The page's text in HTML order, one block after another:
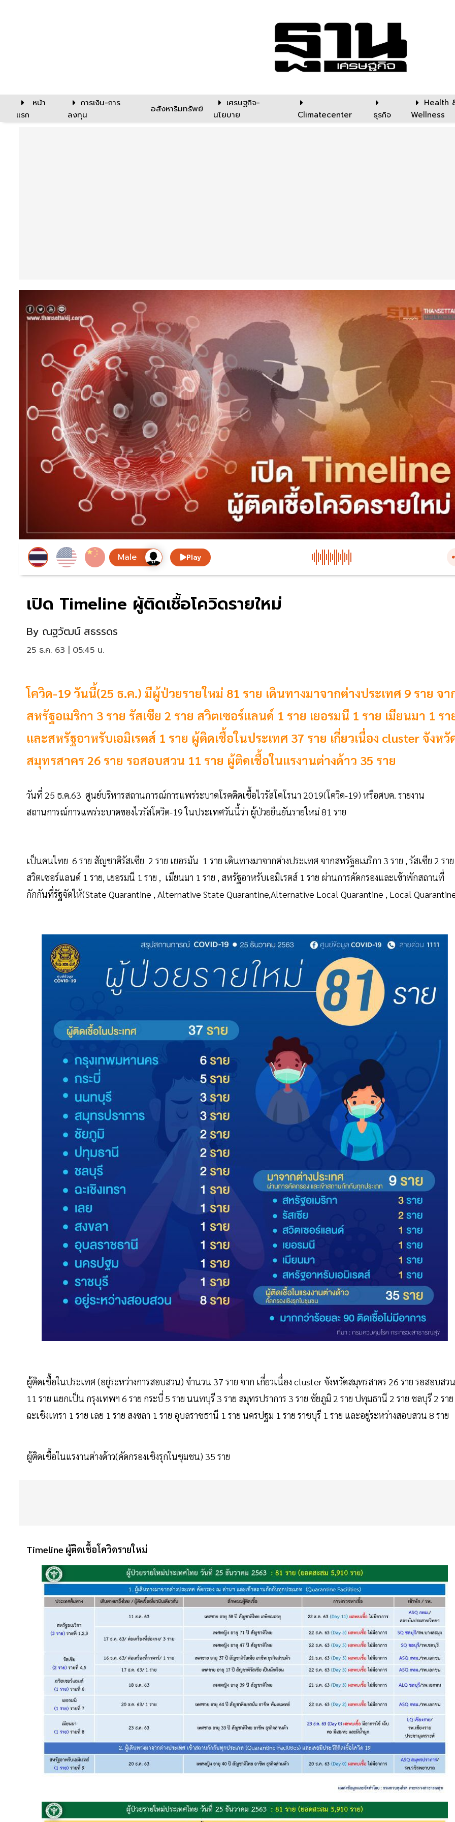
หน้า
แรก
การเงิน-การ
ลงทุน
อสังหาริมทรัพย์
เศรษฐกิจ-
นโยบาย
Climatecenter ธุรกิจ
Health
Wellness
Play
เปิด Timeline ผู้ติดเชื้อโควิดรายใหม่
By ณฐวัฒน์ สธรรดร
25 ธ.ค. 63 | 05:45 น.
โควิด-19 วันนี้(25 ธ.ค.) มีผู้ป่วยรายใหม่ 81 ราย เดินทางมาจากต่างประเทศ 9 ราย จา
สหรัฐอเมริกา 3 ราย รัสเซีย 2 ราย สวิตเซอร์แลนด์ 1 ราย เยอรมนี 1 ราย เมียนมา 1 รา
และสหรัฐอาหรับเอมิเรตส์ 1 ราย ผู้ติดเชื้อในประเทศ 37 ราย เกี่ยวเนื่อง cluster จังหวั
สมุทรสาคร 26 ราย รอสอบสวน 11 ราย ผู้ติดเชื้อในแรงานต่างด้าว 35 ราย
วันที่ 25 ธ.ค.63 ศูนย์บริหารสถานการณ์การแพร่ระบาดโรคติดเชื้อไวรัสโคโรนา 2019(โควิด-19) หรือศบค. รายงาน
สถานการณ์การแพร่ระบาดของไวรัสโควิด-19 ในประเทศวันนี้ว่า ผู้ป่วยยืนยันรายใหม่ 81 ราย
เป็นคนไทย 6 ราย สัญชาติรัสเซีย 2 ราย เยอรมัน 1 ราย เดินทางมาจากต่างประเทศ จากสหรัฐอเมริกา 3 ราย , รัสเซีย 2 ราย
สวิตเซอร์แลนด์ 1 ราย, เยอรมนี 1 ราย , เมียนมา 1 ราย , สหรัฐอาหรับเอมิเรตส์ 1 ราย ผ่านการคัดกรองและเข้าพักสถานที่
กักกันที่รัฐจัดให้(State Quarantine , Alternative State Quarantine,Alternative Local Quarantine , Local
ผู้ติดเชื้อในประเทศ (อยู่ระหว่างการสอบสวน) จำนวน 37 ราย จาก เกี่ยวเนื่อง cluster จังหวัดสมุทรสาคร 26 ราย รอสอบสวน
11 ราย แยกเป็น กรุงเทพฯ 6 ราย กระบี่ 5 ราย นนทบุรี 3 ราย สมุทรปราการ 3 ราย ชัยภูมิ 2 ราย ปทุมธานี 2 ราย ชลบุรี 2 ราย
ฉะเชิงเทรา 1 ราย เลย 1 ราย สงขลา 1 ราย อุบลราชธานี 1 ราย นครปฐม 1 ราย ราชบุรี 1 ราย และอยู่ระหว่างสอบสวน 8 ราย
ผู้ติดเชื้อในแรงานต่างด้าว(คัดกรองเชิงรุกในชุมชน) 35 ราย
Timeline ผู้ติดเชื้อโควิดรายใหม่